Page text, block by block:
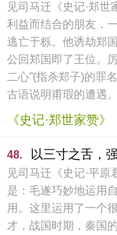
见司马迁《史记·郑
利益而结合的朋友．
逃亡于栎。他诱劫郑
公回郑国即了王位。
二心”(指杀郑子)的罪
古语说明甫瑕的遭遇
《史记·郑世家赞》
48. 以三寸之舌，
见司马迁《史记·平
是：毛遂巧妙地运用
用。这里运用了一个
才，战国时期，秦国